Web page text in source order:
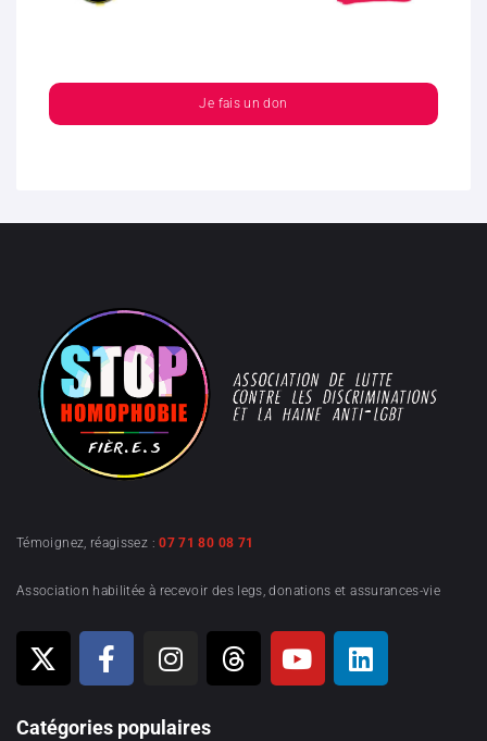
Je fais un don
Témoignez, réagissez :07 71 80 08 71
Association habilitée à recevoir des legs, donations et assurances-vie
Catégories populaires